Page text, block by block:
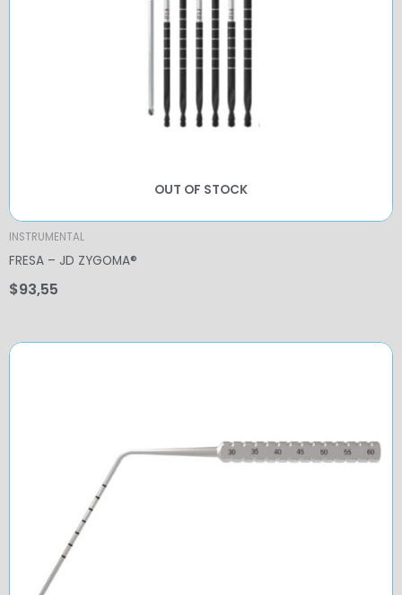
OUT OF STOCK
INSTRUMENTAL
FRESA – JD ZYGOMA®
$93,55